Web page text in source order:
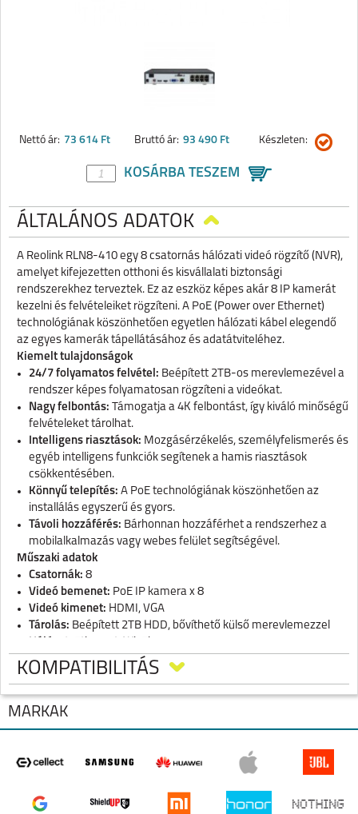
Nettó ár: 73 614 Ft Bruttó ár: 93 490 Ft Készleten:
KOSÁRBA TESZEM
ÁLTALÁNOS ADATOK
A Reolink RLN8-410 egy 8 csatornás hálózati videó rögzítő (NVR),
amelyet kifejezetten otthoni és kisvállalati biztonsági
rendszerekhez terveztek. Ez az eszköz képes akár 8 IP kamerát
kezelni és felvételeiket rögzíteni. A PoE (Power over Ethernet)
technológiának köszönhetően egyetlen hálózati kábel elegendő
az egyes kamerák tápellátásához és adatátviteléhez.
Kiemelt tulajdonságok
24/7 folyamatos felvétel: Beépített 2TB-os merevlemezével a
rendszer képes folyamatosan rögzíteni a videókat.
Nagy felbontás: Támogatja a 4K felbontást, így kiváló minőségű
felvételeket tárolhat.
Intelligens riasztások: Mozgásérzékelés, személyfelismerés és
egyéb intelligens funkciók segítenek a hamis riasztások
csökkentésében.
Könnyű telepítés: A PoE technológiának köszönhetően az
installálás egyszerű és gyors.
Távoli hozzáférés: Bárhonnan hozzáférhet a rendszerhez a
mobilalkalmazás vagy webes felület segítségével.
Műszaki adatok
Csatornák: 8
Videó bemenet: PoE IP kamera x 8
Videó kimenet: HDMI, VGA
Tárolás: Beépített 2TB HDD, bővíthető külső merevlemezzel
Kompresszió:H.265
Felbontás: Akár 4K
Intelligens funkciók:Mozgásérzékelés, személyfelismerés
Áram ellátás:
Üzemi hőmérséklet:-10°C~+45°C
Méret és súly:260 x 41 x 230mm, 1.4kg
https://reolink.com/product/rln8-410/
KOMPATIBILITÁS
IPHONE 17 PRO MAX IPHONE 17 PRO IPHONE AIR
MÁRKÁK